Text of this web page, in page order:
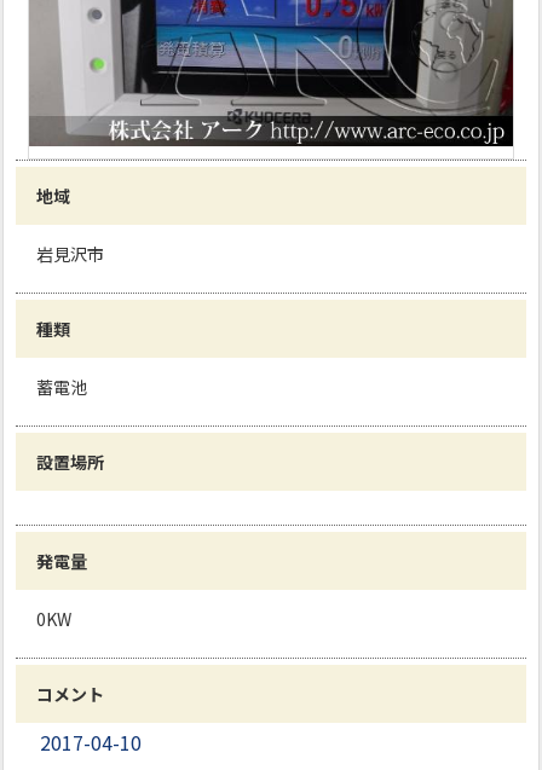
地域
岩見沢市
種類
蓄電池
設置場所
発電量
0KW
コメント
2017-04-10